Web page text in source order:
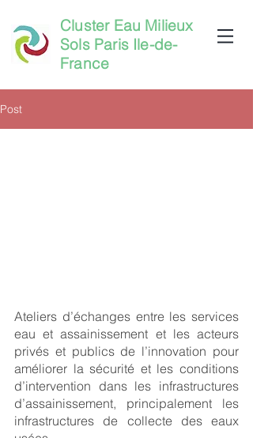
Cluster Eau Milieux
Sols Paris Ile-de-
France
Post
Ateliers d’échanges entre les services
eau et assainissement et les acteurs
privés et publics de l’innovation pour
améliorer la sécurité et les conditions
d’intervention dans les infrastructures
d’assainissement, principalement les
infrastructures de collecte des eaux